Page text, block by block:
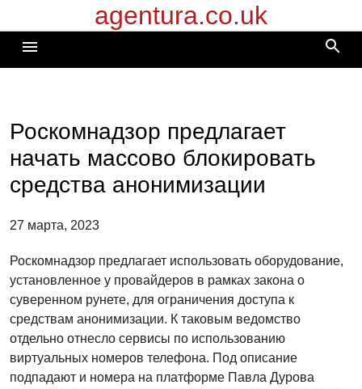
к
содержимому
agentura.co.uk
menu search
Роскомнадзор предлагает
начать массово блокировать
cредства анонимизации
27 марта, 2023
Роскомнадзор предлагает использовать оборудование,
установленное у провайдеров в рамках закона о
суверенном рунете, для ограничения доступа к
средствам анонимизации. К таковым ведомство
отдельно отнесло сервисы по использованию
виртуальных номеров телефона. Под описание
подпадают и номера на платформе Павла Дурова